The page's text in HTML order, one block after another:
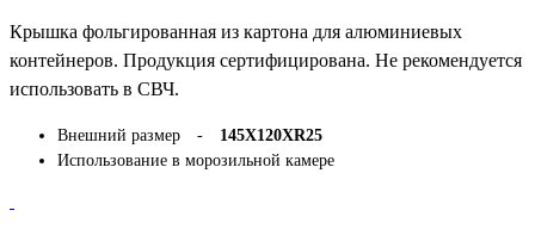
Крышка фольгированная из картона для алюминиевых
контейнеров. Продукция сертифицирована. Не рекомендуется
использовать в СВЧ.
Внешний размер - 145Х120ХR25
Использование в морозильной камере